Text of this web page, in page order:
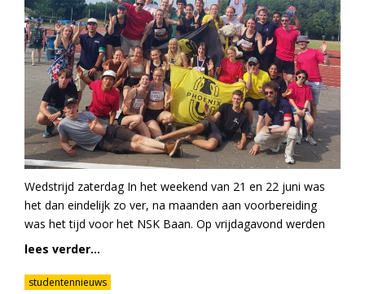
Wedstrijd zaterdag In het weekend van 21 en 22 juni was
het dan eindelijk zo ver, na maanden aan voorbereiding
was het tijd voor het NSK Baan. Op vrijdagavond werden
lees verder...
studentennieuws